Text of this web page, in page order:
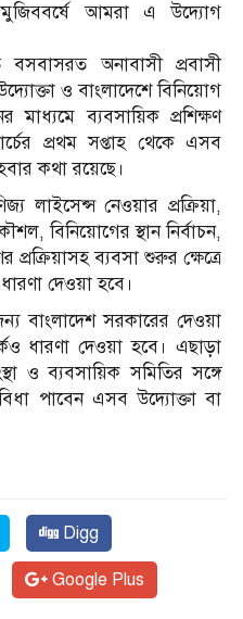
আমরা এ উদ্যোগ
বসবাসরত অনাবাসী প্রবাসী
ও বাংলাদেশে বিনিয়োগ
ব্যবসায়িক প্রশিক্ষণ
প্রথম সপ্তাহ থেকে এসব
কথা রয়েছে।
লাইসেন্স নেওয়ার প্রক্রিয়া,
বিনিয়োগের স্থান নির্বাচন,
প্রক্রিয়াসহ ব্যবসা শুরুর ক্ষেত্রে
দেওয়া হবে।
বাংলাদেশ সরকারের দেওয়া
ধারণা দেওয়া হবে। এছাড়া
ও ব্যবসায়িক সমিতির সঙ্গে
পাবেন এসব উদ্যোক্তা বা
Digg
Google Plus